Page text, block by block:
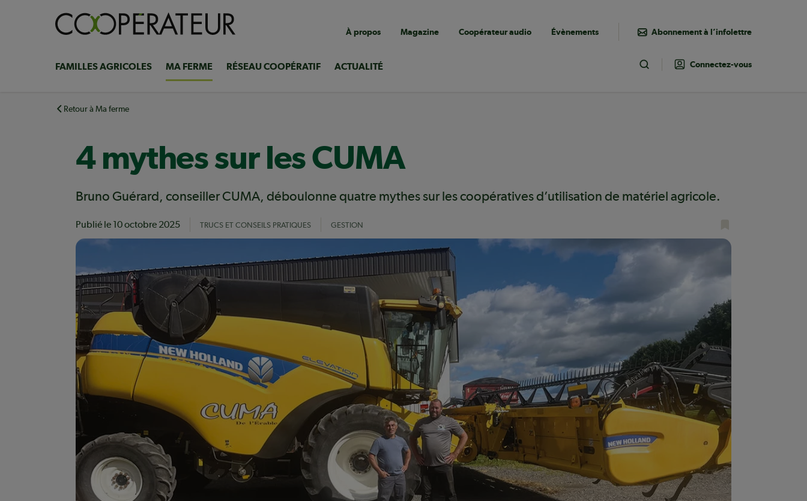
Navigation
utilitaire
À propos Magazine Coopérateur audio Évènements Abonnement à l’infolettre
Navigation
principale
FAMILLES AGRICOLES MA FERME RÉSEAU COOPÉRATIF ACTUALITÉ Toggle Search
Connectez-vous
Retour à Ma ferme
4 mythes sur les CUMA
Bruno Guérard, conseiller CUMA, déboulonne quatre mythes sur les coopératives d’utilisation de matériel agricole.
Publié le 10 octobre 2025 TRUCS ET CONSEILS PRATIQUES GESTION